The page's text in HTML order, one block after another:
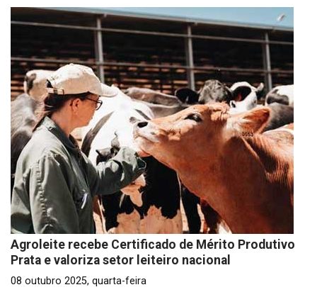
Agroleite recebe Certificado de Mérito Produtivo
Prata e valoriza setor leiteiro nacional
08 outubro 2025, quarta-feira